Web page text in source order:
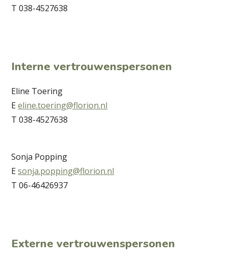
T 038-4527638
Interne vertrouwenspersonen
Eline Toering
Eeline.toering@florion.nl
T 038-4527638
Sonja Popping
Esonja.popping@florion.nl
T 06-46426937
Externe vertrouwenspersonen